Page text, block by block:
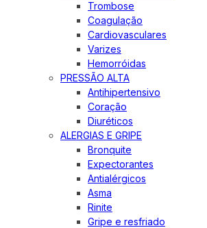
Trombose
Coagulação
Cardiovasculares
Varizes
Hemorróidas
PRESSÃO ALTA
Antihipertensivo
Coração
Diuréticos
ALERGIAS E GRIPE
Bronquite
Expectorantes
Antialérgicos
Asma
Rinite
Gripe e resfriado